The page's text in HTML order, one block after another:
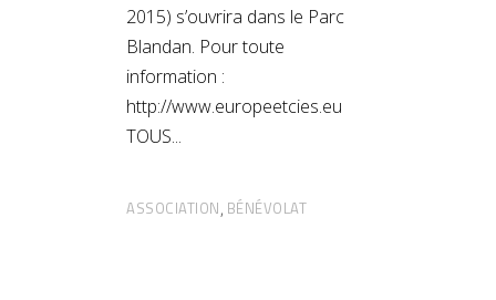
2015) s’ouvrira dans le Parc
Blandan. Pour toute
information :
http://www.europeetcies.eu
TOUS
ASSOCIATION, BÉNÉVOLAT